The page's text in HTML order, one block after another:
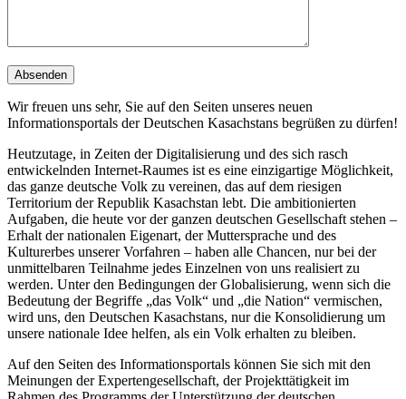
Wir freuen uns sehr, Sie auf den Seiten unseres neuen
Informationsportals der Deutschen Kasachstans begrüßen zu dürfen!
Heutzutage, in Zeiten der Digitalisierung und des sich rasch
entwickelnden Internet-Raumes ist es eine einzigartige Möglichkeit,
das ganze deutsche Volk zu vereinen, das auf dem riesigen
Territorium der Republik Kasachstan lebt. Die ambitionierten
Aufgaben, die heute vor der ganzen deutschen Gesellschaft stehen –
Erhalt der nationalen Eigenart, der Muttersprache und des
Kulturerbes unserer Vorfahren – haben alle Chancen, nur bei der
unmittelbaren Teilnahme jedes Einzelnen von uns realisiert zu
werden. Unter den Bedingungen der Globalisierung, wenn sich die
Bedeutung der Begriffe „das Volk“ und „die Nation“ vermischen,
wird uns, den Deutschen Kasachstans, nur die Konsolidierung um
unsere nationale Idee helfen, als ein Volk erhalten zu bleiben.
Auf den Seiten des Informationsportals können Sie sich mit den
Meinungen der Expertengesellschaft, der Projekttätigkeit im